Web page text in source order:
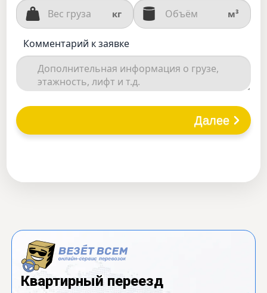
кг м³
Комментарий к заявке
Далее
Квартирный переезд